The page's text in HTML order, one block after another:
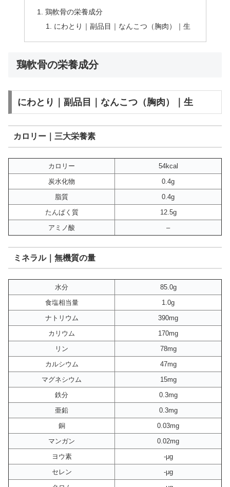
鶏軟骨の栄養成分
にわとり｜副品目｜なんこつ（胸肉）｜生
鶏軟骨の栄養成分
にわとり｜副品目｜なんこつ（胸肉）｜生
カロリー｜三大栄養素
カロリー
54kcal
炭水化物
0.4g
脂質
0.4g
たんぱく質
12.5g
アミノ酸
–
ミネラル｜無機質の量
水分
85.0g
食塩相当量
1.0g
ナトリウム
390mg
カリウム
170mg
リン
78mg
カルシウム
47mg
マグネシウム
15mg
鉄分
0.3mg
亜鉛
0.3mg
銅
0.03mg
マンガン
0.02mg
ヨウ素
-μg
セレン
-μg